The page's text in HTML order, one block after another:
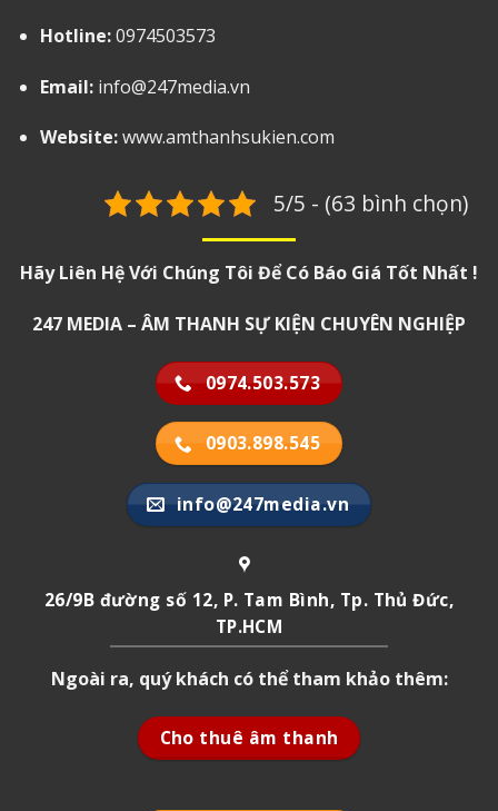
Hotline:0974503573
Email:info@247media.vn
Website:www.amthanhsukien.com
5/5 - (63 bình chọn)
Hãy Liên Hệ Với Chúng Tôi Để Có Báo Giá Tốt Nhất !
247 MEDIA – ÂM THANH SỰ KIỆN CHUYÊN NGHIỆP
0974.503.573
0903.898.545
info@247media.vn
26/9B đường số 12, P. Tam Bình, Tp. Thủ Đức,
TP.HCM
Ngoài ra, quý khách có thể tham khảo thêm:
Cho thuê âm thanh